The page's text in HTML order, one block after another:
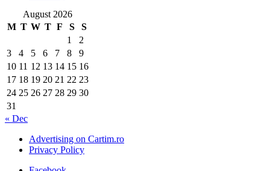
August 2026
M T W T F S
S
1
2
3
4 5 6 7 8
9
10 11 12 13 14 15 16
17 18 19 20 21 22 23
24 25 26 27 28 29 30
31
« Dec
Advertising on Cartim.ro
Privacy Policy